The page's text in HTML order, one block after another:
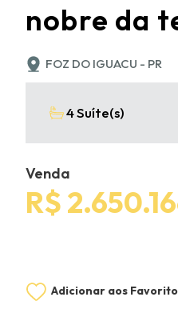
nobre da
FOZ DO IGUACU - PR
4 Suíte(s)
Venda
R$
Adicionar aos